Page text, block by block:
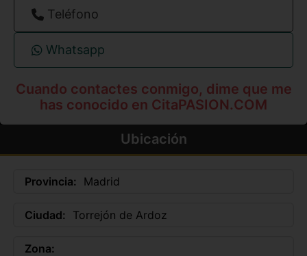
Teléfono
Whatsapp
Cuando contactes conmigo, dime que me
has conocido en CitaPASION.COM
Ubicación
Provincia: Madrid
Ciudad: Torrejón de Ardoz
Zona: